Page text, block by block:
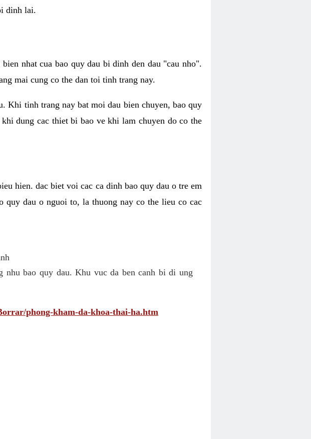
dinh lai.
nhat cua bao quy dau bi dinh den dau "cau nho".
mai cung co the dan toi tinh trang nay.
Khi tinh trang nay bat moi dau bien chuyen, bao quy
dung cac thiet bi bao ve khi lam chuyen do co the
hien. dac biet voi cac ca dinh bao quy dau o tre em
dau o nguoi to, la thuong nay co the lieu co cac
nhu bao quy dau. Khu vuc da ben canh bi di ung
phong-kham-da-khoa-thai-ha.htm